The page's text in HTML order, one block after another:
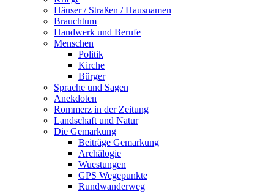
Häuser / Straßen / Hausnamen
Brauchtum
Handwerk und Berufe
Menschen
Politik
Kirche
Bürger
Sprache und Sagen
Anekdoten
Rommerz in der Zeitung
Landschaft und Natur
Die Gemarkung
Beiträge Gemarkung
Archälogie
Wuestungen
GPS Wegepunkte
Rundwanderweg